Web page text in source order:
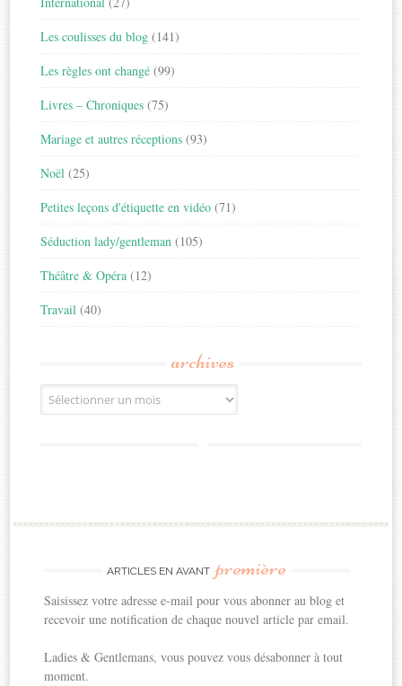
Les coulisses du blog (141)
Les règles ont changé (99)
Livres – Chroniques (75)
Mariage et autres réceptions (93)
Noël (25)
Petites leçons d'étiquette en vidéo (71)
Séduction lady/gentleman (105)
Théâtre & Opéra (12)
Travail (40)
archives
Archives
ARTICLES EN AVANT première
Saisissez votre adresse e-mail pour vous abonner au blog et
recevoir une notification de chaque nouvel article par email.
Ladies & Gentlemans, vous pouvez vous désabonner à tout
moment.